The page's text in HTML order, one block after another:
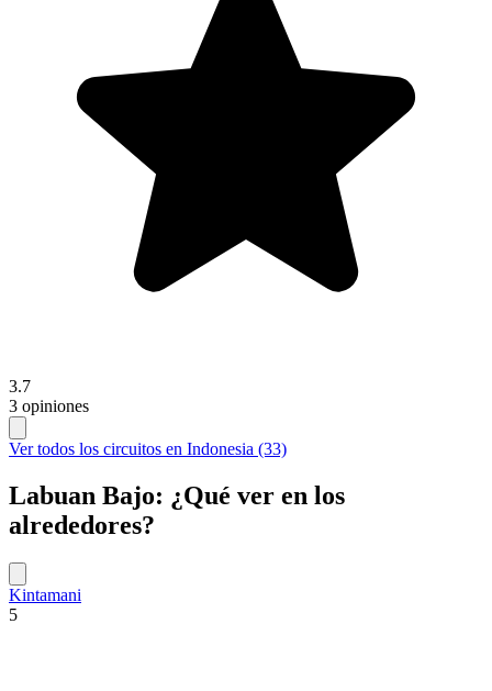
3.7
3 opiniones
Ver todos los circuitos en Indonesia (33)
Labuan Bajo: ¿Qué ver en los
alrededores?
Kintamani
5